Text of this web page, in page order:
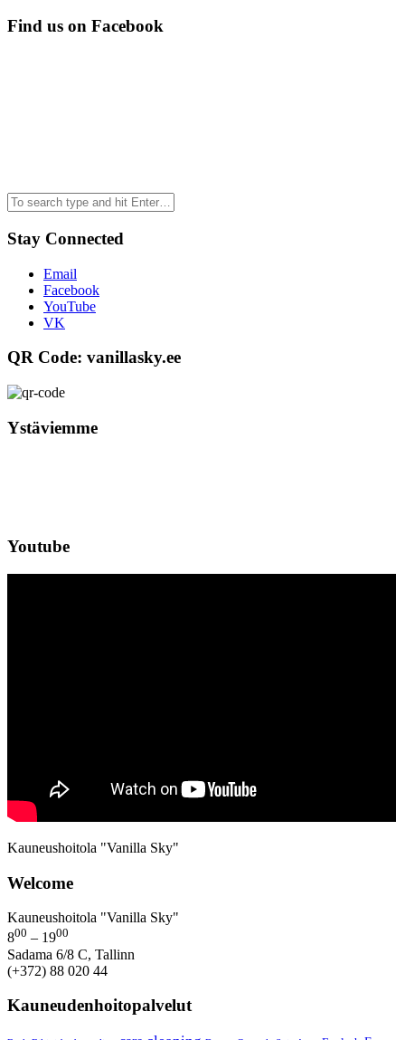
Find us on Facebook
Stay Connected
Email
Facebook
YouTube
VK
QR Code: vanillasky.ee
Ystäviemme
Youtube
Kauneushoitola "Vanilla Sky"
Welcome
Kauneushoitola "Vanilla Sky"
800 – 1900
Sadama 6/8 C, Tallinn
(+372) 88 020 44
Kauneudenhoitopalvelut